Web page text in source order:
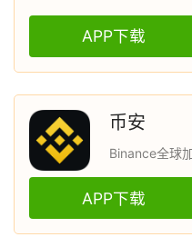
APP下载
币安
Binance全球
APP下载